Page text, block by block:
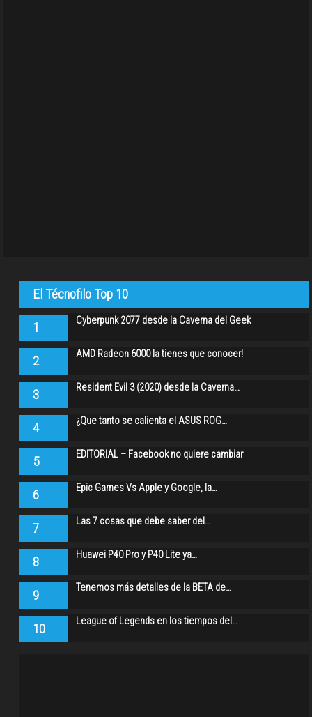
El Técnofilo Top 10
1 Cyberpunk 2077 desde la Caverna del Geek
2 AMD Radeon 6000 la tienes que conocer!
3 Resident Evil 3 (2020) desde la Caverna…
4 ¿Que tanto se calienta el ASUS ROG…
5 EDITORIAL – Facebook no quiere cambiar
6 Epic Games Vs Apple y Google, la…
7 Las 7 cosas que debe saber del…
8 Huawei P40 Pro y P40 Lite ya…
9 Tenemos más detalles de la BETA de…
10 League of Legends en los tiempos del…